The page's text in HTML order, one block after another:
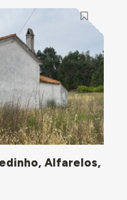
Alfarelos,